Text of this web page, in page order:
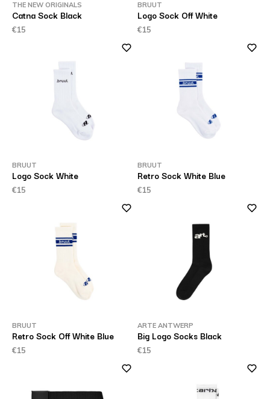
THE NEW ORIGINALS
Catna Sock Black
€15
BRUUT
Logo Sock Off White
€15
BRUUT
Logo Sock White
€15
BRUUT
Retro Sock White Blue
€15
BRUUT
Retro Sock Off White Blue
€15
ARTE ANTWERP
Big Logo Socks Black
€15